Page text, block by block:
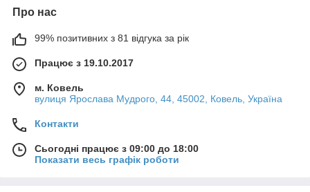
Про нас
99% позитивних з 81 відгука за рік
Працює з 19.10.2017
м. Ковель
вулиця Ярослава Мудрого, 44, 45002, Ковель, Україна
Контакти
Сьогодні працює з 09:00 до 18:00
Показати весь графік роботи